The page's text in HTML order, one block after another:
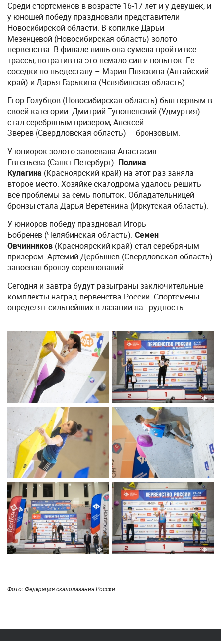
Среди спортсменов в возрасте 16-17 лет и у девушек, и
у юношей победу праздновали представители
Новосибирской области. В копилке Дарьи
Мезенцевой (Новосибирская область) золото
первенства. В финале лишь она сумела пройти все
трассы, потратив на это немало сил и попыток. Ее
соседки по пьедесталу – Мария Пляскина (Алтайский
край) и Дарья Гарькина (Челябинская область).
Егор Голубцов (Новосибирская область) был первым в
своей категории. Дмитрий Туношенский (Удмуртия)
стал серебряным призером, Алексей
Зверев (Свердловская область) – бронзовым.
У юниорок золото завоевала Анастасия
Евгеньева (Санкт-Петербург). Полина
Кулагина (Красноярский край) на этот раз заняла
второе место. Хозяйке скалодрома удалось решить
все проблемы за семь попыток. Обладательницей
бронзы стала Дарья Веретенина (Иркутская область).
У юниоров победу праздновал Игорь
Бобренев (Челябинская область). Семен
Овчинников (Красноярский край) стал серебряным
призером. Артемий Дербышев (Свердловская область)
завоевал бронзу соревнований.
Сегодня и завтра будут разыграны заключительные
комплекты наград первенства России. Спортсмены
определят сильнейших в лазании на трудность.
Фото: Федерация скалолазания России